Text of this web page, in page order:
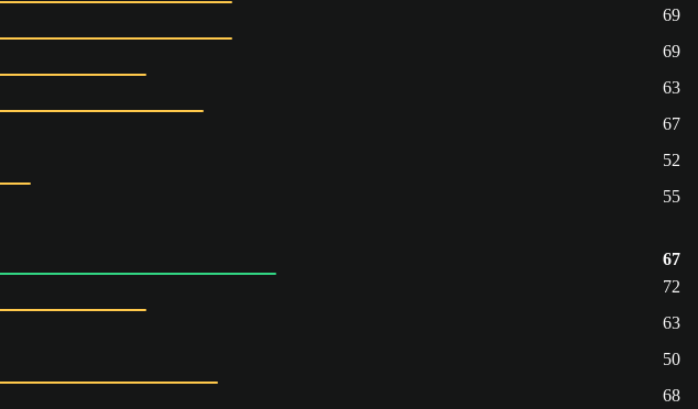
69
69
63
67
52
55
67
72
63
50
68